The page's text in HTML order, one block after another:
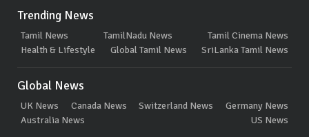
Trending News
Tamil News TamilNadu News
Tamil Cinema News
Health & Lifestyle
Global Tamil News SriLanka Tamil News
Global News
UK News Canada News Switzerland News
Germany News
Australia News
US News